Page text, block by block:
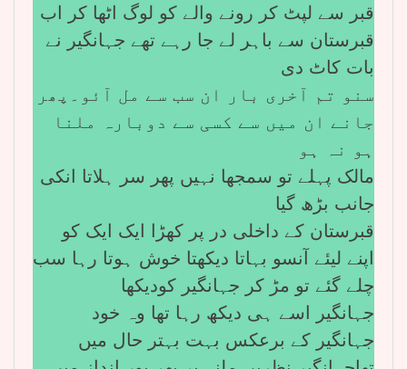
قبر سے لپٹ کر رونے والے کو لوگ اٹھا کر اب
قبرستان سے باہر لے جا رہے تھے جہانگیر نے
بات کاٹ دی
سنو تم آخری بار ان سب سے مل آئو۔پھر
جانے ان میں سے کسی سے دوبارہ ملنا
ہو نہ ہو
مالک پہلے تو سمجھا نہیں پھر سر ہلاتا انکی
جانب بڑھ گیا
قبرستان کے داخلی در پر کھڑا ایک ایک کو
اپنے لیئے آنسو بہاتا دیکھتا خوش ہوتا رہا سب
چلے گئے تو مڑ کر جہانگیر کودیکھا
جہانگیر اسے ہی دیکھ رہا تھا وہ خود
جہانگیر کے برعکس بہت بہتر حال میں